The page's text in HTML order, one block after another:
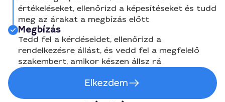
értékeléseket, ellenőrizd a képesítéseket és tudd
meg az árakat a megbízás előtt
Megbízás
Tedd fel a kérdéseidet, ellenőrizd a
rendelkezésre állást, és vedd fel a megfelelő
szakembert, amikor készen állsz rá
Elkezdem